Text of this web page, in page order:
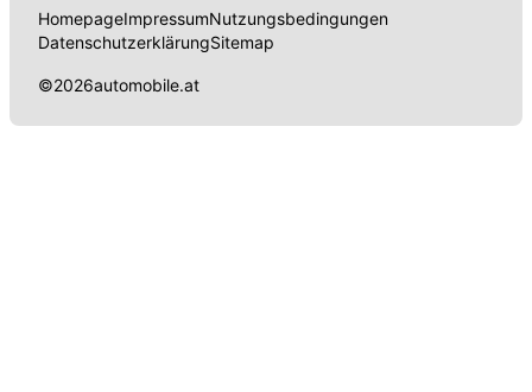
HomepageImpressumNutzungsbedingungen
DatenschutzerklärungSitemap
©2026automobile.at